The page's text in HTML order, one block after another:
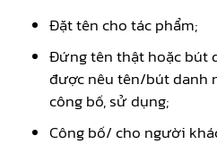
Đặt tên cho tác phẩm;
Đứng tên thật hoặc bút
được nêu tên/bút danh
công bố, sử dụng;
Công bố/ cho người